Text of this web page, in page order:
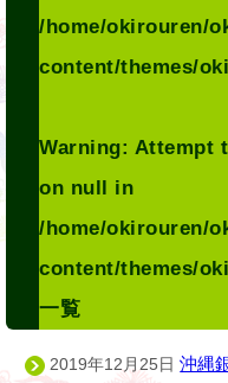
/home/okirouren/
content/themes/
Warning: Attempt
on null in
/home/okirouren/
content/themes/
一覧
2019年12月25日 沖縄